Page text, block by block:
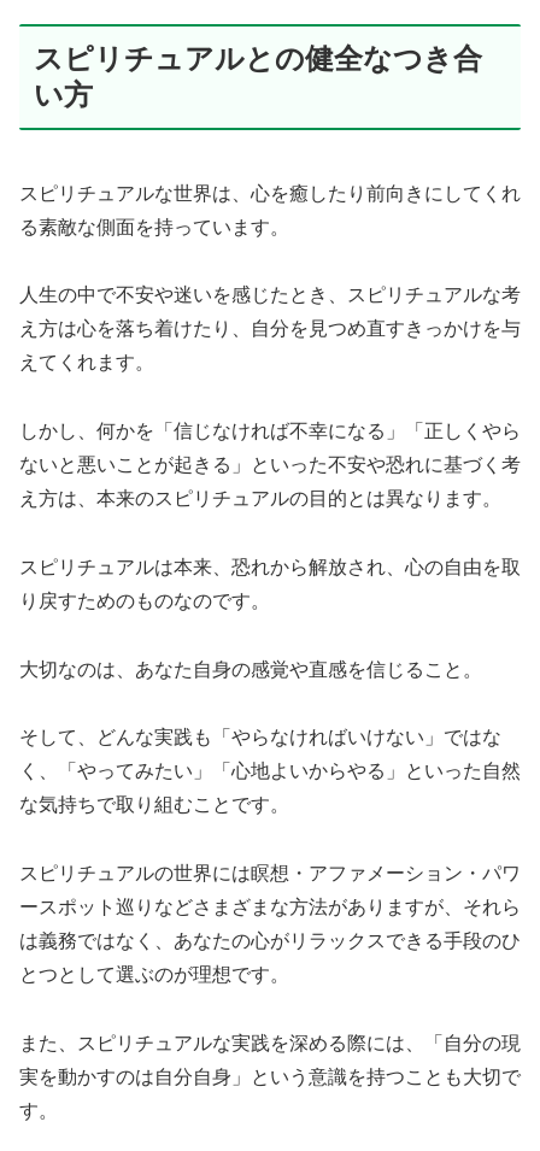
スピリチュアルとの健全なつき合
い方
スピリチュアルな世界は、心を癒したり前向きにしてくれ
る素敵な側面を持っています。
人生の中で不安や迷いを感じたとき、スピリチュアルな考
え方は心を落ち着けたり、自分を見つめ直すきっかけを与
えてくれます。
しかし、何かを「信じなければ不幸になる」「正しくやら
ないと悪いことが起きる」といった不安や恐れに基づく考
え方は、本来のスピリチュアルの目的とは異なります。
スピリチュアルは本来、恐れから解放され、心の自由を取
り戻すためのものなのです。
大切なのは、あなた自身の感覚や直感を信じること。
そして、どんな実践も「やらなければいけない」ではな
く、「やってみたい」「心地よいからやる」といった自然
な気持ちで取り組むことです。
スピリチュアルの世界には瞑想・アファメーション・パワ
ースポット巡りなどさまざまな方法がありますが、それら
は義務ではなく、あなたの心がリラックスできる手段のひ
とつとして選ぶのが理想です。
また、スピリチュアルな実践を深める際には、「自分の現
実を動かすのは自分自身」という意識を持つことも大切で
す。